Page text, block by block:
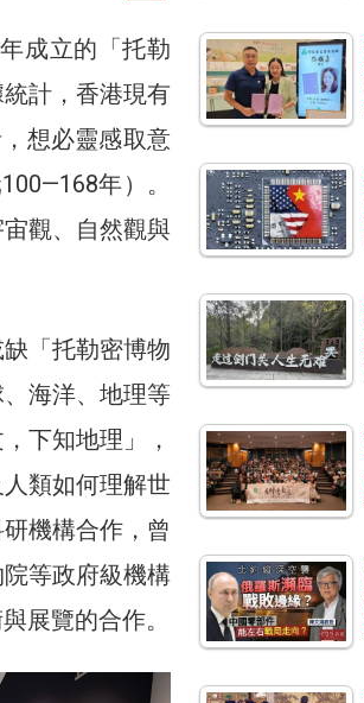
成立的「托勒
計，香港現有
想必靈感取意
年）。
觀、自然觀與
「托勒密博物
海洋、地理等
下知地理」，
類如何理解世
機構合作，曾
等政府級機構
展覽的合作。